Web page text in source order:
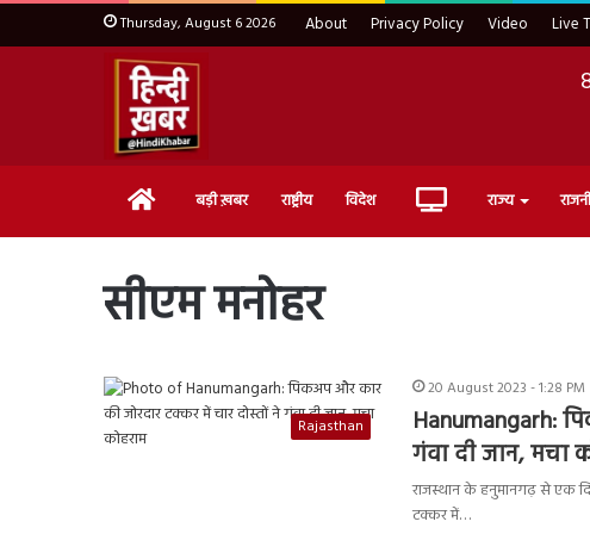
Thursday, August 6 2026 About Privacy Policy Video Live
Home बड़ी ख़बर राष्ट्रीय विदेश Live राज्य
सीएम मनोहर
Rajasthan
20 August 2023 - 1:28 PM
Hanumangarh:
गंवा दी जान, मचा
राजस्थान के हनुमानगढ़ से एक
टक्कर में…